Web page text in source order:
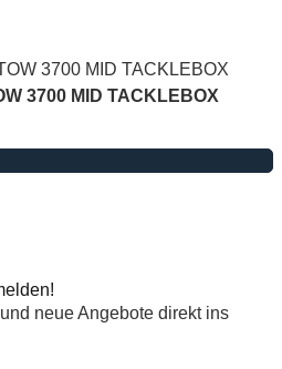
3700 MID TACKLEBOX
neue Angebote direkt ins